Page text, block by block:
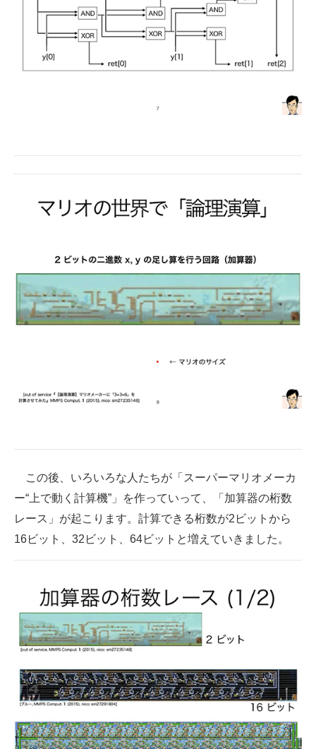
この後、いろいろな人たちが「スーパーマリオメーカ
ー“上で動く計算機”」を作っていって、「加算器の桁数
レース」が起こります。計算できる桁数が2ビットから
16ビット、32ビット、64ビットと増えていきました。